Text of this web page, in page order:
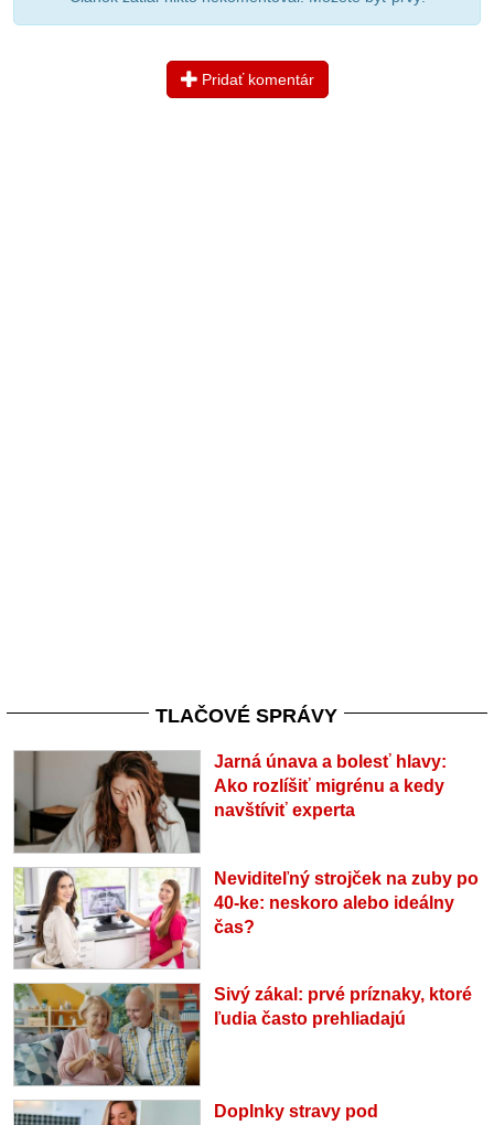
Pridať komentár
TLAČOVÉ SPRÁVY
Jarná únava a bolesť hlavy:
Ako rozlíšiť migrénu a kedy
navštíviť experta
Neviditeľný strojček na zuby po
40-ke: neskoro alebo ideálny
čas?
Sivý zákal: prvé príznaky, ktoré
ľudia často prehliadajú
Doplnky stravy pod